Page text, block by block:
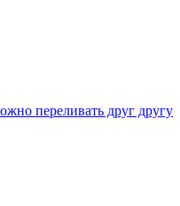
переливать друг другу